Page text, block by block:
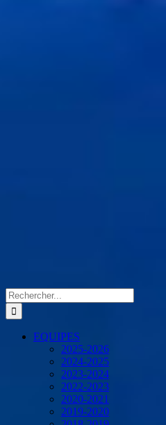
Rechercher:
EQUIPES
2025-2026
2024-2025
2023-2024
2022-2023
2020-2021
2019-2020